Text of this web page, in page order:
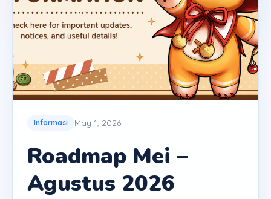
Informasi May 1, 2026
Roadmap Mei –
Agustus 2026